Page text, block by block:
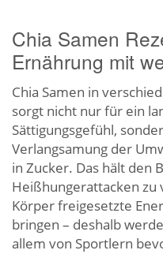
Chia Samen
Ernährung mit
Chia Samen in
sorgt nicht nur für ein
Sättigungsgefühl,
Verlangsamung der
in Zucker. Das hält den
Heißhungerattacken zu
Körper freigesetzte
bringen – deshalb
allem von Sportlern